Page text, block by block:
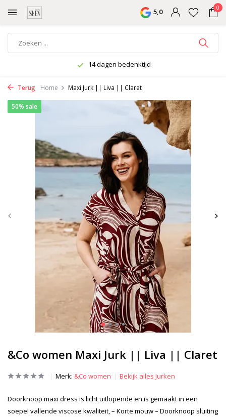
5,0 0
14 dagen bedenktijd
Terug Home Maxi Jurk || Liva || Claret
&Co women Maxi Jurk || Liva || Claret
50% sale
Merk: &Co women Bekijk alles Jurken
Doorknoop maxi dress is licht uitlopende en is gemaakt in een
soepel vallende viscose kwaliteit, – Korte mouw – Doorknoop sluiting